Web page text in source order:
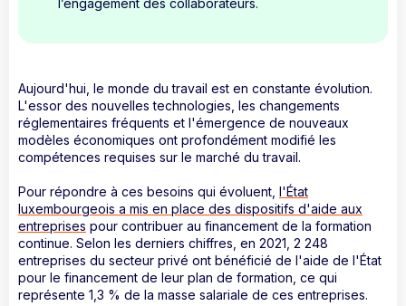
l’engagement des collaborateurs.
Aujourd'hui, le monde du travail est en constante évolution.
L'essor des nouvelles technologies, les changements
réglementaires fréquents et l'émergence de nouveaux
modèles économiques ont profondément modifié les
compétences requises sur le marché du travail.
Pour répondre à ces besoins qui évoluent, l'État
luxembourgeois a mis en place des dispositifs d'aide aux
entreprises pour contribuer au financement de la formation
continue. Selon les derniers chiffres, en 2021, 2 248
entreprises du secteur privé ont bénéficié de l'aide de l'État
pour le financement de leur plan de formation, ce qui
représente 1,3 % de la masse salariale de ces entreprises.